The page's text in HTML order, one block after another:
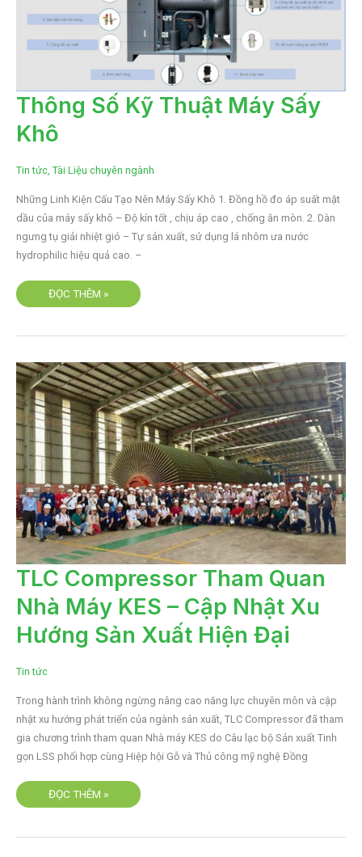
Thông Số Kỹ Thuật Máy Sấy
Khô
Tin tức, Tài Liệu chuyên ngành
Những Linh Kiện Cấu Tạo Nên Máy Sấy Khô 1. Đồng hồ đo áp suất mặt
dầu của máy sấy khô – Độ kín tốt , chịu áp cao , chống ăn mòn. 2. Dàn
ngưng tụ giải nhiệt gió – Tự sản xuất, sử dụng lá nhôm ưa nước
hydrophilic hiệu quả cao. –
THÔNG
SỐ
KỸ
THUẬT
MÁY
ĐỌC THÊM »
TLC Compressor Tham Quan
Nhà Máy KES – Cập Nhật Xu
Hướng Sản Xuất Hiện Đại
Tin tức
Trong hành trình không ngừng nâng cao năng lực chuyên môn và cập
nhật xu hướng phát triển của ngành sản xuất, TLC Compressor đã tham
gia chương trình tham quan Nhà máy KES do Câu lạc bộ Sản xuất Tinh
gọn LSS phối hợp cùng Hiệp hội Gỗ và Thủ công mỹ nghệ Đồng
TLC
COMPRESSOR
THAM
QUAN
NHÀ
KES
–
SẢN
XUẤT
HIỆN
ĐẠI
ĐỌC THÊM »